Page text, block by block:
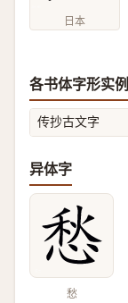
日本
各书体字形实例
传抄古文字
异体字
愁